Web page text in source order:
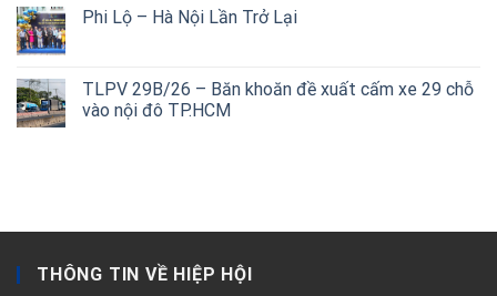
Phi Lộ – Hà Nội Lần Trở Lại
TLPV 29B/26 – Băn khoăn đề xuất cấm xe 29 chỗ
vào nội đô TP.HCM
THÔNG TIN VỀ HIỆP HỘI